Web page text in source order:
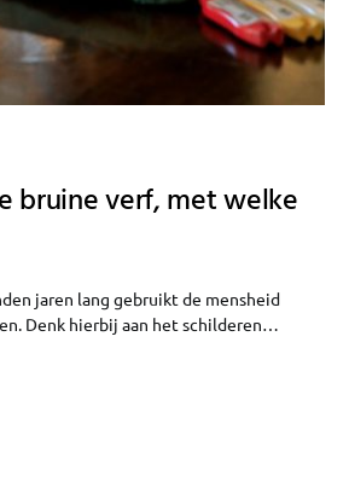
bruine verf, met welke
jaren lang gebruikt de mensheid
Denk hierbij aan het schilderen…